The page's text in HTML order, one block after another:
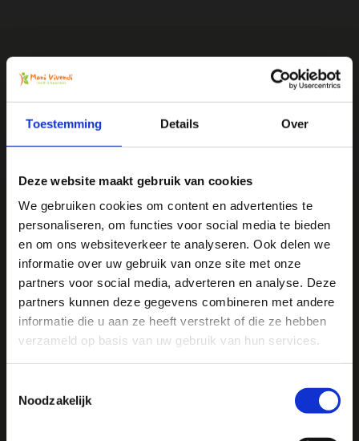
Toestemming Details Over
Deze website maakt gebruik van cookies
We gebruiken cookies om content en advertenties te
personaliseren, om functies voor social media te bieden
en om ons websiteverkeer te analyseren. Ook delen we
informatie over uw gebruik van onze site met onze
partners voor social media, adverteren en analyse. Deze
partners kunnen deze gegevens combineren met andere
informatie die u aan ze heeft verstrekt of die ze hebben
verzameld op basis van uw gebruik van hun services.
Noodzakelijk
We♥health & happiness
Mani Vivendi gezondheidsproducten: Net dat
Mani Vivendi heeft bijna 25 jaar ervaring met effectieve,
duurzame producten die de gezondheid in het algemeen
bevorderen en klachten helpen voorkomen.
Ja, ik wil 5% korting op mijn
volgende bestelling!
Ontvang direct 5% kortingop je volgende aankoop en
profiteer maandelijks van hoge kortingen door je te
abonneren op onze leuke nieuwsbrief! 😀